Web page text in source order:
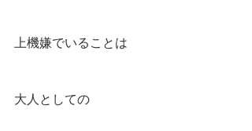
上機嫌でいることは
大人としての